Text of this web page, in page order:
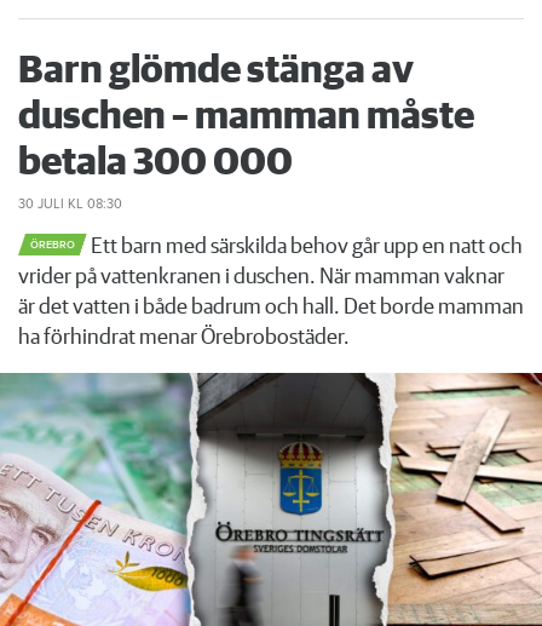
Barn glömde stänga av
duschen – mamman måste
betala 300 000
30 JULI KL 08:30
ÖREBRO
Ett barn med särskilda behov går upp en natt och
vrider på vattenkranen i duschen. När mamman vaknar
är det vatten i både badrum och hall. Det borde mamman
ha förhindrat menar Örebrobostäder.